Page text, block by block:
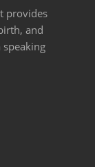
provides
and